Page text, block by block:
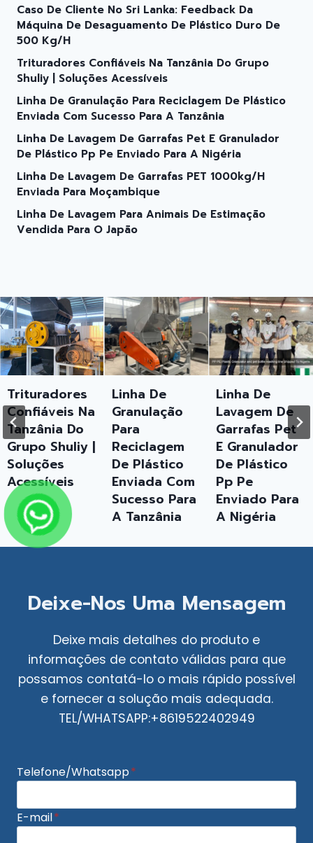
Caso De Cliente No Sri Lanka: Feedback Da
Máquina De Desaguamento De Plástico Duro De
500 Kg/h
Trituradores Confiáveis ​​​​na Tanzânia Do Grupo
Shuliy | Soluções Acessíveis
Linha De Granulação Para Reciclagem De Plástico
Enviada Com Sucesso Para A Tanzânia
Linha De Lavagem De Garrafas Pet E Granulador
De Plástico Pp Pe Enviado Para A Nigéria
Linha De Lavagem De Garrafas PET 1000kg/H
Enviada Para Moçambique
Linha De Lavagem Para Animais De Estimação
Vendida Para O Japão
​​​​na
Do
Shuliy |
Linha De
Granulação
Para
Reciclagem
De Plástico
Enviada Com
Sucesso Para
A Tanzânia
Linha De
Lavagem De
Garrafas Pet
E Granulador
De Plástico
Pp Pe
Enviado Para
A Nigéria
Deixe-Nos Uma Mensagem
Deixe mais detalhes do produto e
informações de contato válidas para que
possamos contatá-lo o mais rápido possível
e fornecer a solução mais adequada.
TEL/WHATSAPP:+8619522402949
Telefone/Whatsapp*
E-mail*